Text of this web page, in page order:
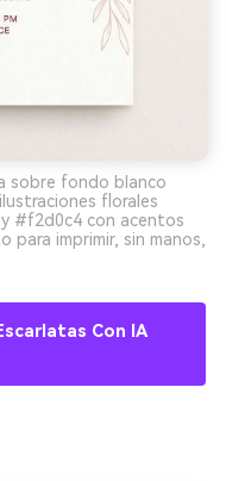
sobre fondo blanco
florales
#f2d0c4 con acentos
imprimir, sin manos,
Con IA